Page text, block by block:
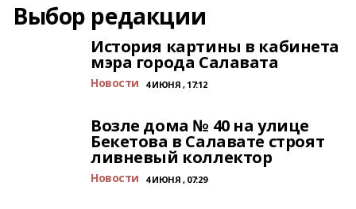
Выбор редакции
История картины в кабинета
мэра города Салавата
Новости 4 ИЮНЯ , 17:12
Возле дома № 40 на улице
Бекетова в Салавате строят
ливневый коллектор
Новости 4 ИЮНЯ , 07:29